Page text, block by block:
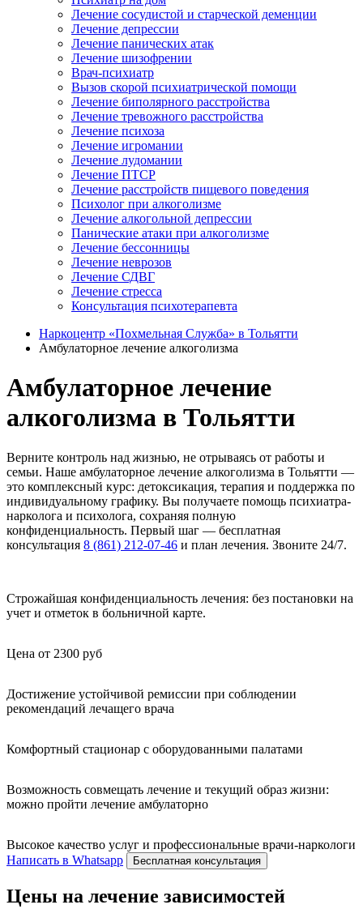
Лечение сосудистой и старческой деменции
Лечение депрессии
Лечение панических атак
Лечение шизофрении
Врач-психиатр
Вызов скорой психиатрической помощи
Лечение биполярного расстройства
Лечение тревожного расстройства
Лечение психоза
Лечение игромании
Лечение лудомании
Лечение ПТСР
Лечение расстройств пищевого поведения
Психолог при алкоголизме
Лечение алкогольной депрессии
Панические атаки при алкоголизме
Лечение бессонницы
Лечение неврозов
Лечение СДВГ
Лечение стресса
Консультация психотерапевта
Наркоцентр «Похмельная Служба» в Тольятти
Амбулаторное лечение алкоголизма
Амбулаторное лечение
алкоголизма в Тольятти
Верните контроль над жизнью, не отрываясь от работы и
семьи. Наше амбулаторное лечение алкоголизма в Тольятти —
это комплексный курс: детоксикация, терапия и поддержка по
индивидуальному графику. Вы получаете помощь психиатра-
нарколога и психолога, сохраняя полную
конфиденциальность. Первый шаг — бесплатная
консультация 8 (861) 212-07-46 и план лечения. Звоните 24/7.
Строжайшая конфиденциальность лечения: без постановки на
учет и отметок в больничной карте.
Цена от 2300 руб
Достижение устойчивой ремиссии при соблюдении
рекомендаций лечащего врача
Комфортный стационар с оборудованными палатами
Возможность совмещать лечение и текущий образ жизни:
можно пройти лечение амбулаторно
Высокое качество услуг и профессиональные врачи-наркологи
Написать в Whatsapp
Бесплатная консультация
Цены на лечение зависимостей